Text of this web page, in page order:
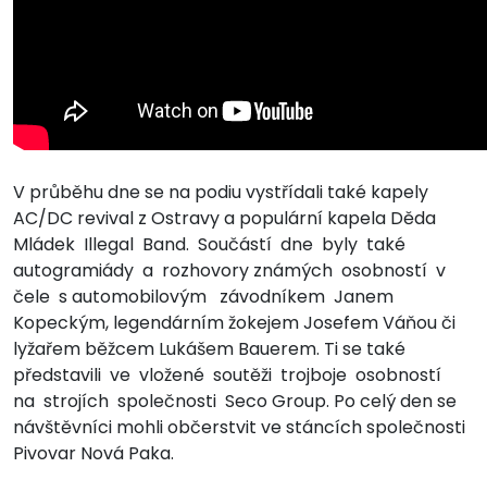
V průběhu dne se na podiu vystřídali také kapely
AC/DC revival z Ostravy a populární kapela Děda
Mládek Illegal Band. Součástí dne byly také
autogramiády a rozhovory známých osobností v
čele s automobilovým závodníkem Janem
Kopeckým, legendárním žokejem Josefem Váňou či
lyžařem běžcem Lukášem Bauerem. Ti se také
představili ve vložené soutěži trojboje osobností
na strojích společnosti Seco Group. Po celý den se
návštěvníci mohli občerstvit ve stáncích společnosti
Pivovar Nová Paka.